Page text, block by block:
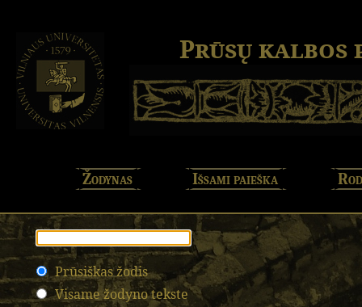
Prūsų kalbos
Žodynas Išsami paieška
Prūsiškas žodis
Visame žodyno tekste